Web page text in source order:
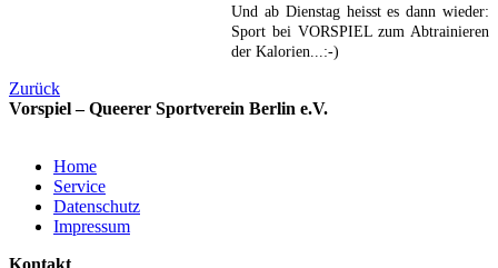
Und ab Dienstag heisst es dann wieder:
Sport bei VORSPIEL zum Abtrainieren
der Kalorien...:-)
Zurück
Vorspiel – Queerer Sportverein Berlin e.V.
Home
Service
Datenschutz
Impressum
Kontakt